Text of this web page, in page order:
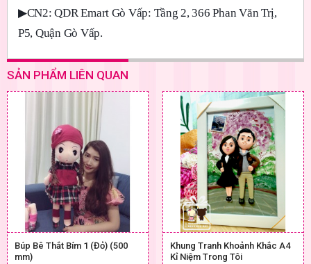
▶CN2: QDR Emart Gò Vấp: Tầng 2, 366 Phan Văn Trị,
P5, Quận Gò Vấp.
SẢN PHẨM LIÊN QUAN
Búp Bê Thắt Bím 1 (Đỏ) (500
mm)
Khung Tranh Khoảnh Khắc A4
Kỉ Niệm Trong Tôi